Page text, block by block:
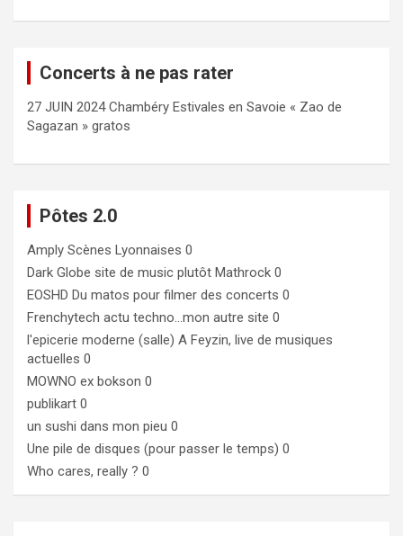
Concerts à ne pas rater
27 JUIN 2024 Chambéry Estivales en Savoie « Zao de
Sagazan » gratos
Pôtes 2.0
Amply Scènes Lyonnaises 0
Dark Globe site de music plutôt Mathrock 0
EOSHD Du matos pour filmer des concerts 0
Frenchytech actu techno…mon autre site 0
l'epicerie moderne (salle) A Feyzin, live de musiques
actuelles 0
MOWNO ex bokson 0
publikart 0
un sushi dans mon pieu 0
Une pile de disques (pour passer le temps) 0
Who cares, really ? 0